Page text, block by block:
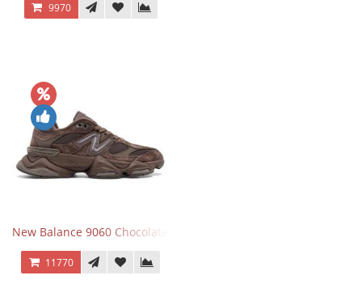
9970
New Balance 9060 Chocolate Brown
11770